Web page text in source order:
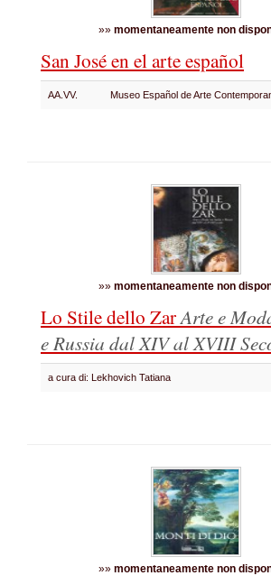
»» momentaneamente non
San José en el arte español
AA.VV. Museo Español de Arte
»» momentaneamente non
Lo Stile dello ZarArte e
e Russia dal XIV al XVIII
a cura di: Lekhovich Tatiana
»» momentaneamente non